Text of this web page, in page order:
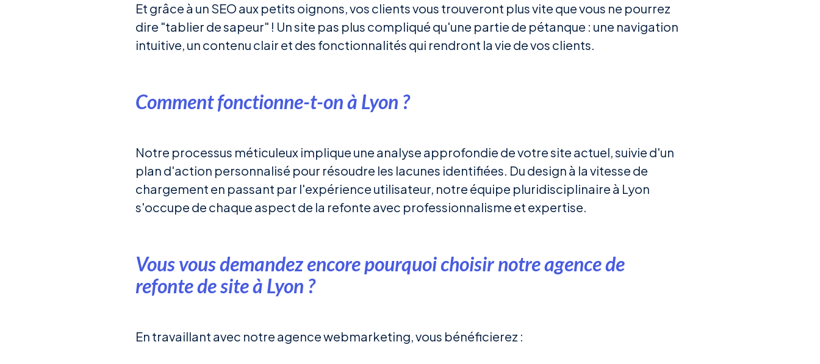
Et grâce à un SEO aux petits oignons, vos clients vous trouveront plus vite que vous ne pourrez
dire "tablier de sapeur" ! Un site pas plus compliqué qu'une partie de pétanque : une navigation
intuitive, un contenu clair et des fonctionnalités qui rendront la vie de vos clients.
Comment fonctionne-t-on à Lyon ?
Notre processus méticuleux implique une analyse approfondie de votre site actuel, suivie d'un
plan d'action personnalisé pour résoudre les lacunes identifiées. Du design à la vitesse de
chargement en passant par l'expérience utilisateur, notre équipe pluridisciplinaire à Lyon
s'occupe de chaque aspect de la refonte avec professionnalisme et expertise.
Vous vous demandez encore pourquoi choisir notre agence de
refonte de site à Lyon ?
En travaillant avec notre agence webmarketing, vous bénéficierez :